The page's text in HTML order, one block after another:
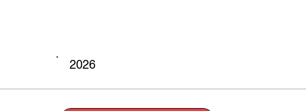
2026